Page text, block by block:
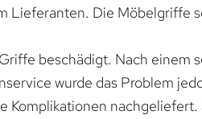
Lieferanten. Die Möbelgriffe
beschädigt. Nach einem
wurde das Problem
Komplikationen